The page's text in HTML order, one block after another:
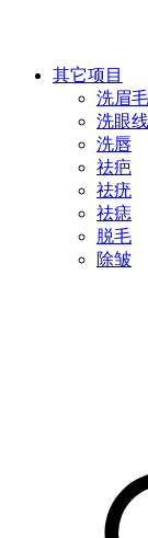
其它项目
洗眉毛
洗眼线
洗唇
祛疤
祛疣
祛痣
脱毛
除皱